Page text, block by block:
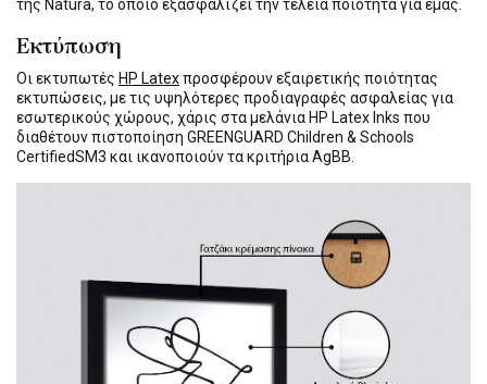
της Natura, το οποίο εξασφαλίζει την τέλεια ποιότητα για εμάς.
Εκτύπωση
Οι εκτυπωτές HP Latexπροσφέρουν εξαιρετικής ποιότητας
εκτυπώσεις, με τις υψηλότερες προδιαγραφές ασφαλείας για
εσωτερικούς χώρους, χάρις στα μελάνια HP Latex Inks που
διαθέτουν πιστοποίηση GREENGUARD Children & Schools
CertifiedSM3 και ικανοποιούν τα κριτήρια AgBB.